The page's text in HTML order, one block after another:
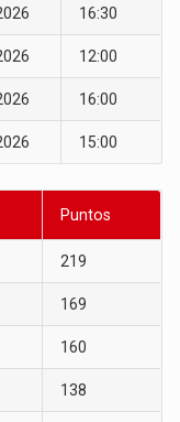
16:30
12:00
16:00
15:00
Puntos
219
169
160
138